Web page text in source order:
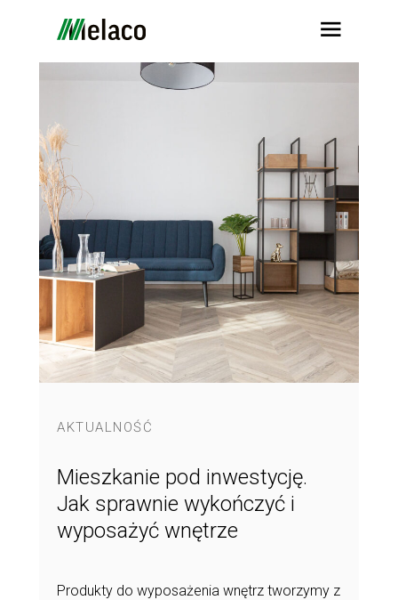
AKTUALNOŚĆ
Mieszkanie pod inwestycję.
Jak sprawnie wykończyć i
wyposażyć wnętrze
Produkty do wyposażenia wnętrz tworzymy z